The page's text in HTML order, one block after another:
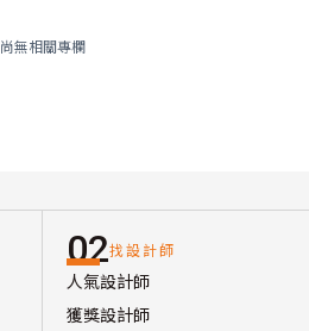
尚無相關專欄
02找設計師
人氣設計師
獲獎設計師